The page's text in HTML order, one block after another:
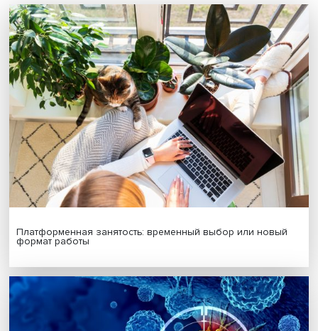
Будь всегда в курсе !
Подпишись на наши новости:
Подписаться
Я согласен на обработку